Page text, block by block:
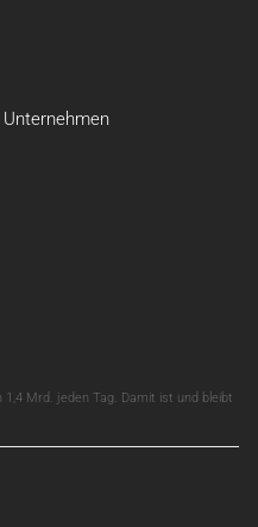
Mrd. jeden Tag. Damit ist und bleibt